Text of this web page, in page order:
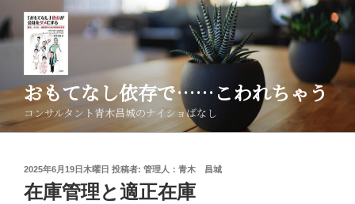
ン
テ
へ
ス
おもてなし依存で……こわれちゃう
コンサルタント青木昌城のナイショばなし
投
稿
日:
2025年6月19日木曜日 投稿者: 管理人：青木 昌城
在庫管理と適正在庫